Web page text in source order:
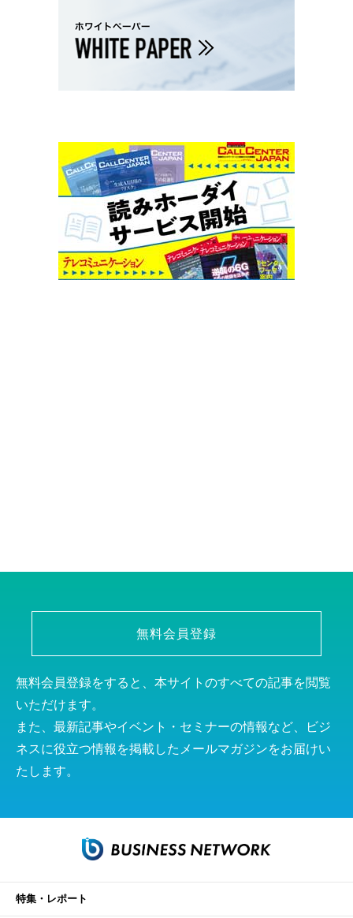
無料会員登録
無料会員登録をすると、本サイトのすべての記事を閲覧
いただけます。
また、最新記事やイベント・セミナーの情報など、ビジ
ネスに役立つ情報を掲載したメールマガジンをお届けい
たします。
特集・レポート